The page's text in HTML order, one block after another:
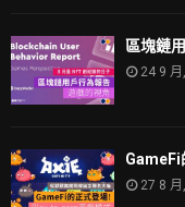
區塊鏈
24 9 月
GameFi
27 8 月